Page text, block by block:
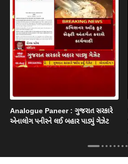
Analogue Paneer : ગુજરાત સરકારે
એનાલોગ પનીરને લઈ બહાર પાડ્યું ગેઝેટ